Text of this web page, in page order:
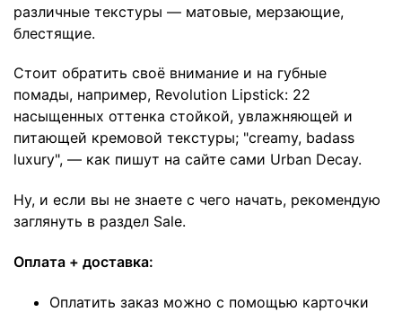
различные текстуры — матовые, мерзающие,
блестящие.
Стоит обратить своё внимание и на губные
помады, например, Revolution Lipstick: 22
насыщенных оттенка стойкой, увлажняющей и
питающей кремовой текстуры; "creamy, badass
luxury", — как пишут на сайте сами Urban Decay.
Ну, и если вы не знаете с чего начать, рекомендую
заглянуть в раздел Sale.
Оплата + доставка:
Оплатить заказ можно с помощью карточки